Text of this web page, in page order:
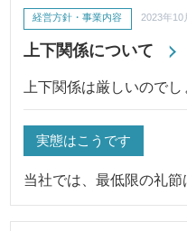
上下関係について
経営方針・事業内容 2023年10
上下関係は厳しいのでし
実態はこうです
当社では、最低限の礼